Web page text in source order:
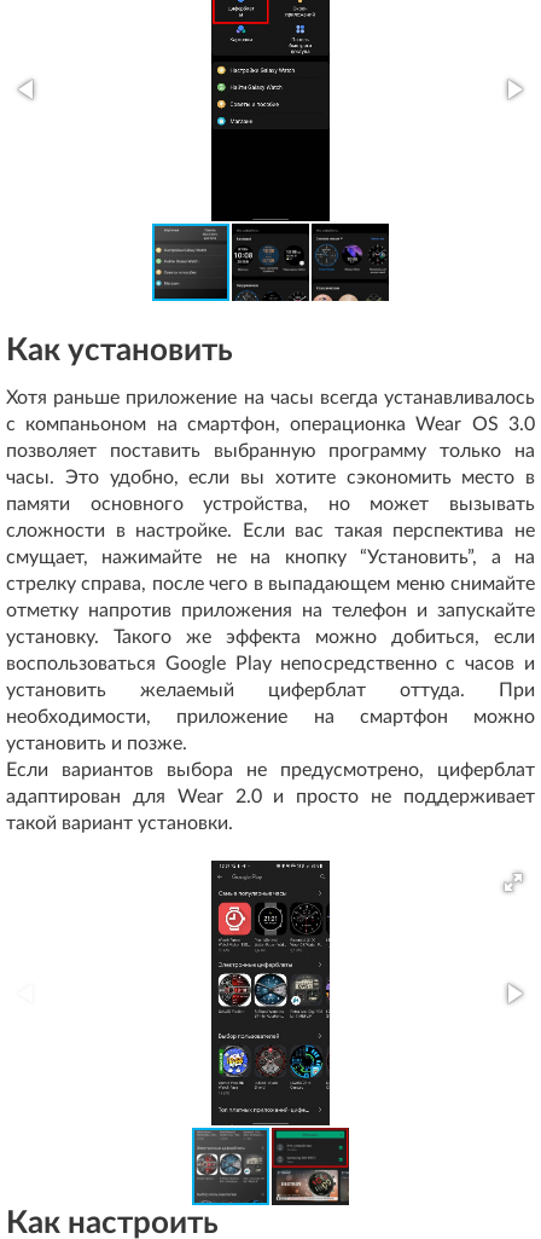
Как установить
Хотя раньше приложение на часы всегда устанавливалось
с компаньоном на смартфон, операционка Wear OS 3.0
позволяет поставить выбранную программу только на
часы. Это удобно, если вы хотите сэкономить место в
памяти основного устройства, но может вызывать
сложности в настройке. Если вас такая перспектива не
смущает, нажимайте не на кнопку “Установить”, а на
стрелку справа, после чего в выпадающем меню снимайте
отметку напротив приложения на телефон и запускайте
установку. Такого же эффекта можно добиться, если
воспользоваться Google Play непосредственно с часов и
установить желаемый циферблат оттуда. При
необходимости, приложение на смартфон можно
установить и позже.
Если вариантов выбора не предусмотрено, циферблат
адаптирован для Wear 2.0 и просто не поддерживает
такой вариант установки.
Как настроить